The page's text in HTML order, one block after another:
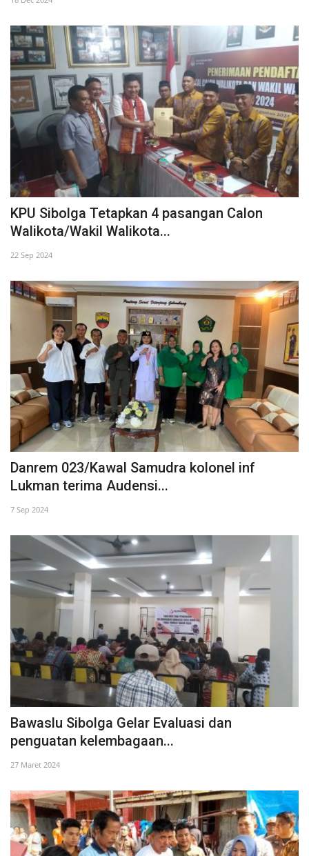
KPU Sibolga Tetapkan 4 pasangan Calon
Walikota/Wakil Walikota...
22 Sep 2024
Danrem 023/Kawal Samudra kolonel inf
Lukman terima Audensi...
7 Sep 2024
Bawaslu Sibolga Gelar Evaluasi dan
penguatan kelembagaan...
27 Maret 2024